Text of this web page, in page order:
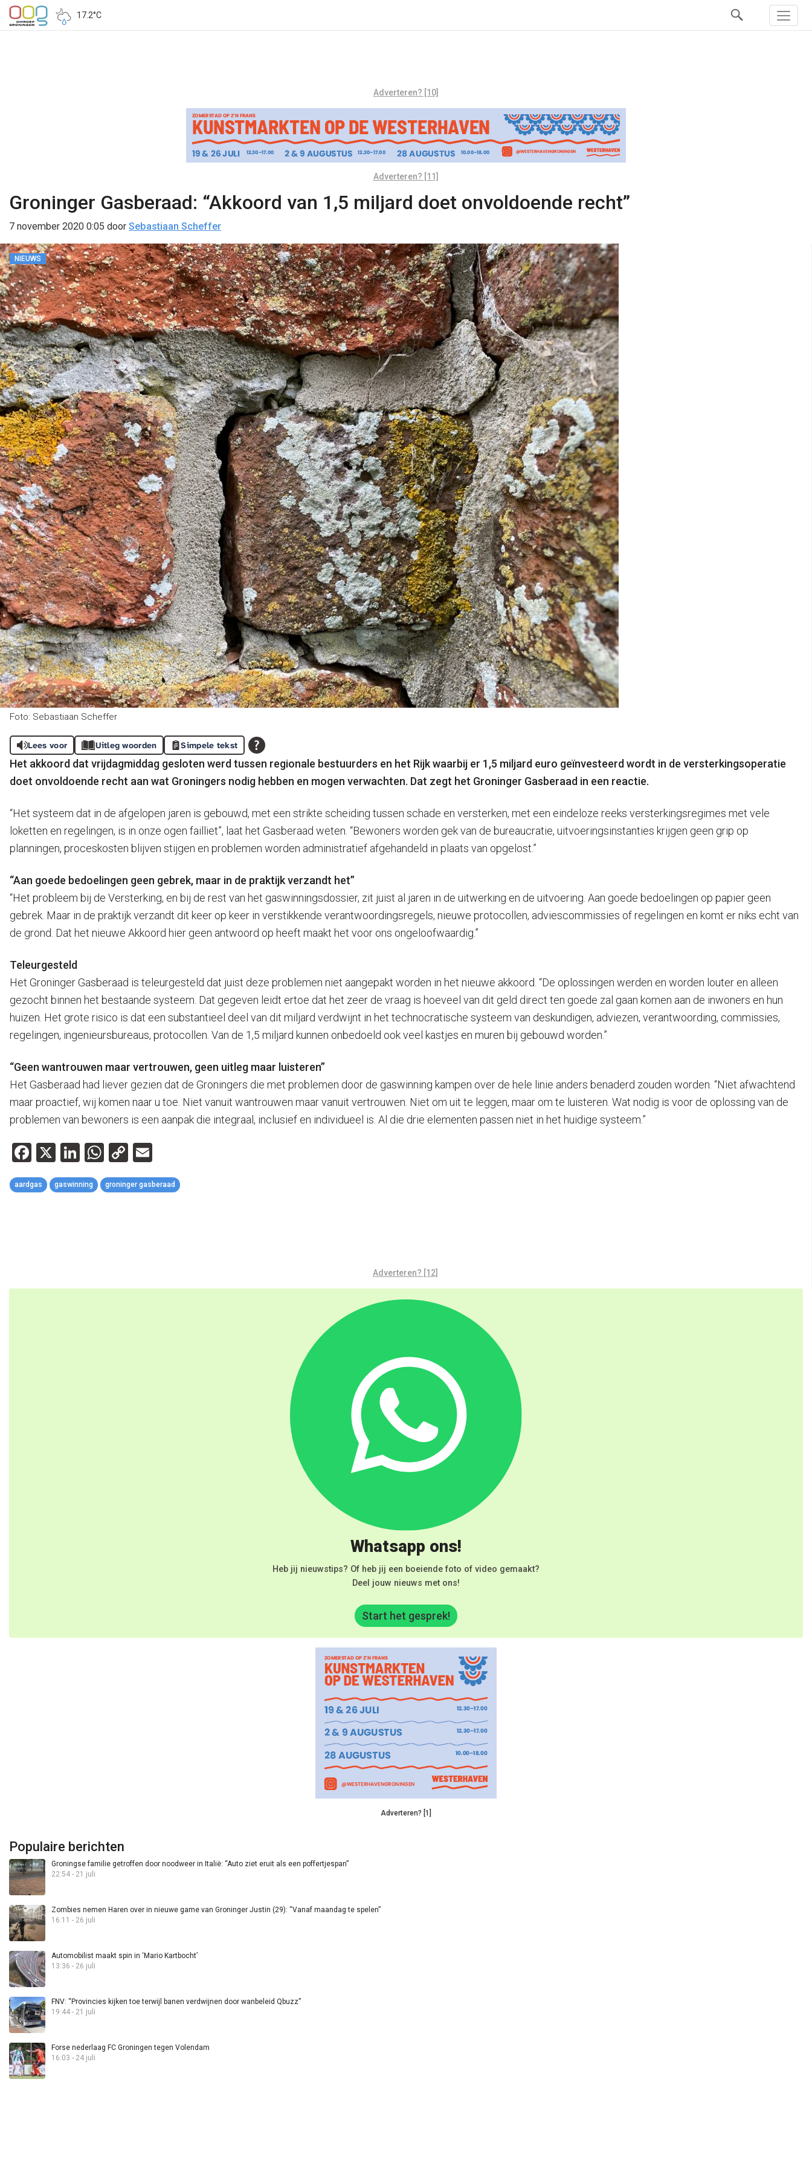
17.2°C
Adverteren? [10]
Adverteren? [11]
Groninger Gasberaad: “Akkoord van 1,5 miljard doet onvoldoende recht”
7 november 2020 0:05 door Sebastiaan Scheffer
NIEUWS
Foto: Sebastiaan Scheffer
Lees voor Uitleg woorden Simpele tekst
Het akkoord dat vrijdagmiddag gesloten werd tussen regionale bestuurders en het Rijk waarbij er 1,5 miljard euro geïnvesteerd wordt in de versterkingsoperatie
doet onvoldoende recht aan wat Groningers nodig hebben en mogen verwachten. Dat zegt het Groninger Gasberaad in een reactie.
“Het systeem dat in de afgelopen jaren is gebouwd, met een strikte scheiding tussen schade en versterken, met een eindeloze reeks versterkingsregimes met vele
loketten en regelingen, is in onze ogen failliet”, laat het Gasberaad weten. “Bewoners worden gek van de bureaucratie, uitvoeringsinstanties krijgen geen grip op
planningen, proceskosten blijven stijgen en problemen worden administratief afgehandeld in plaats van opgelost.”
“Aan goede bedoelingen geen gebrek, maar in de praktijk verzandt het”
“Het probleem bij de Versterking, en bij de rest van het gaswinningsdossier, zit juist al jaren in de uitwerking en de uitvoering. Aan goede bedoelingen op papier geen
gebrek. Maar in de praktijk verzandt dit keer op keer in verstikkende verantwoordingsregels, nieuwe protocollen, adviescommissies of regelingen en komt er niks echt van
de grond. Dat het nieuwe Akkoord hier geen antwoord op heeft maakt het voor ons ongeloofwaardig.”
Teleurgesteld
Het Groninger Gasberaad is teleurgesteld dat juist deze problemen niet aangepakt worden in het nieuwe akkoord. “De oplossingen werden en worden louter en alleen
gezocht binnen het bestaande systeem. Dat gegeven leidt ertoe dat het zeer de vraag is hoeveel van dit geld direct ten goede zal gaan komen aan de inwoners en hun
huizen. Het grote risico is dat een substantieel deel van dit miljard verdwijnt in het technocratische systeem van deskundigen, adviezen, verantwoording, commissies,
regelingen, ingenieursbureaus, protocollen. Van de 1,5 miljard kunnen onbedoeld ook veel kastjes en muren bij gebouwd worden.”
“Geen wantrouwen maar vertrouwen, geen uitleg maar luisteren”
Het Gasberaad had liever gezien dat de Groningers die met problemen door de gaswinning kampen over de hele linie anders benaderd zouden worden. “Niet afwachtend
maar proactief, wij komen naar u toe. Niet vanuit wantrouwen maar vanuit vertrouwen. Niet om uit te leggen, maar om te luisteren. Wat nodig is voor de oplossing van de
problemen van bewoners is een aanpak die integraal, inclusief en individueel is. Al die drie elementen passen niet in het huidige systeem.”
Facebook
X LinkedIn
WhatsApp
Copy
Link
aardgas gaswinning groninger gasberaad
Adverteren? [12]
Whatsapp ons!
Heb jij nieuwstips? Of heb jij een boeiende foto of video gemaakt?
Deel jouw nieuws met ons!
Start het gesprek!
Adverteren? [1]
Populaire berichten
Groningse familie getroffen door noodweer in Italië: “Auto ziet eruit als een poffertjespan”
22:54 - 21 juli
Zombies nemen Haren over in nieuwe game van Groninger Justin (29): “Vanaf maandag te spelen”
16:11 - 26 juli
Automobilist maakt spin in ‘Mario Kartbocht’
13:36 - 26 juli
FNV: “Provincies kijken toe terwijl banen verdwijnen door wanbeleid Qbuzz”
19:44 - 21 juli
Forse nederlaag FC Groningen tegen Volendam
16:03 - 24 juli